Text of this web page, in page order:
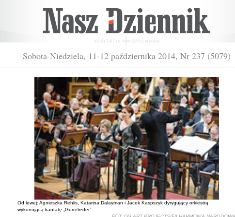
Sobota-Niedziela, 11-12 października 2014, Nr 237 (5079)
Od lewej: Agnieszka Rehlis, Katarina Dalayman i Jacek Kaspszyk dyrygujący orkiestrą
wykonującą kantatę „Gurrelieder”